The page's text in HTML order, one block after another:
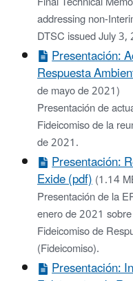
addressing non-
DTSC issued July
Presentación:
Respuesta
de mayo de 2021)
Presentación de
Fideicomiso de la
de 2021.
Presentación:
Exide (pdf)(1.14
Presentación de la
enero de 2021
Fideicomiso de
(Fideicomiso).
Presentación: